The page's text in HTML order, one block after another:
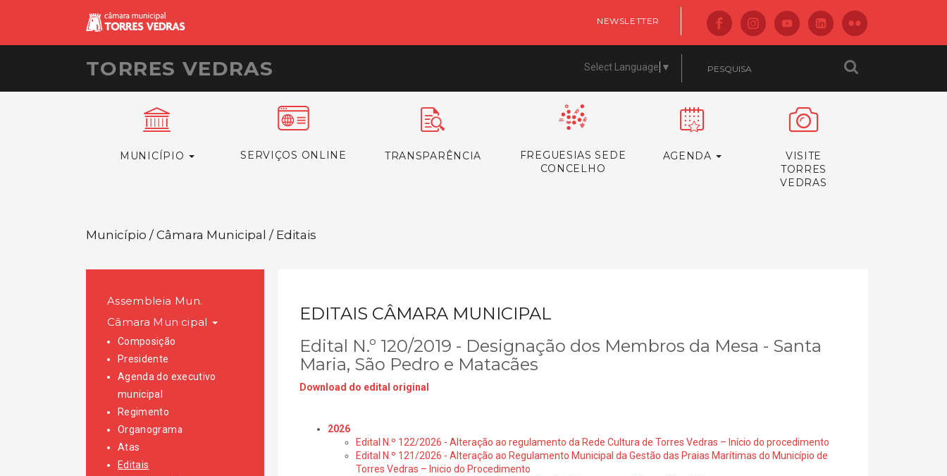
NEWSLETTER
TORRES VEDRAS Select Language ▼
MUNICÍPIO SERVIÇOS ONLINE TRANSPARÊNCIA
FREGUESIAS SEDE
CONCELHO
AGENDA
VISITE
TORRES
VEDRAS
Município / Câmara Municipal / Editais
Assembleia Mun.
Câmara Municipal
Composição
Presidente
Agenda do executivo
municipal
Regimento
Organograma
Atas
Editais
EDITAIS CÂMARA MUNICIPAL
Edital N.º 120/2019 - Designação dos Membros da Mesa - Santa
Maria, São Pedro e Matacães
Download do edital original
2026
Edital N.º 122/2026 - Alteração ao regulamento da Rede Cultura de Torres Vedras – Início do procedimento
Edital N.º 121/2026 - Alteração ao Regulamento Municipal da Gestão das Praias Marítimas do Município de
Torres Vedras – Inicio do Procedimento